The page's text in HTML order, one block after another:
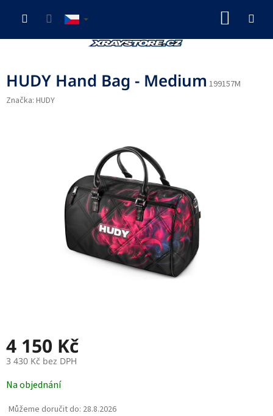
HUDY Hand Bag - Medium 199157M
Značka: HUDY
4 150 Kč
3 430 Kč bez DPH
cena:
Na objednání
Můžeme doručit do: 28.8.2026